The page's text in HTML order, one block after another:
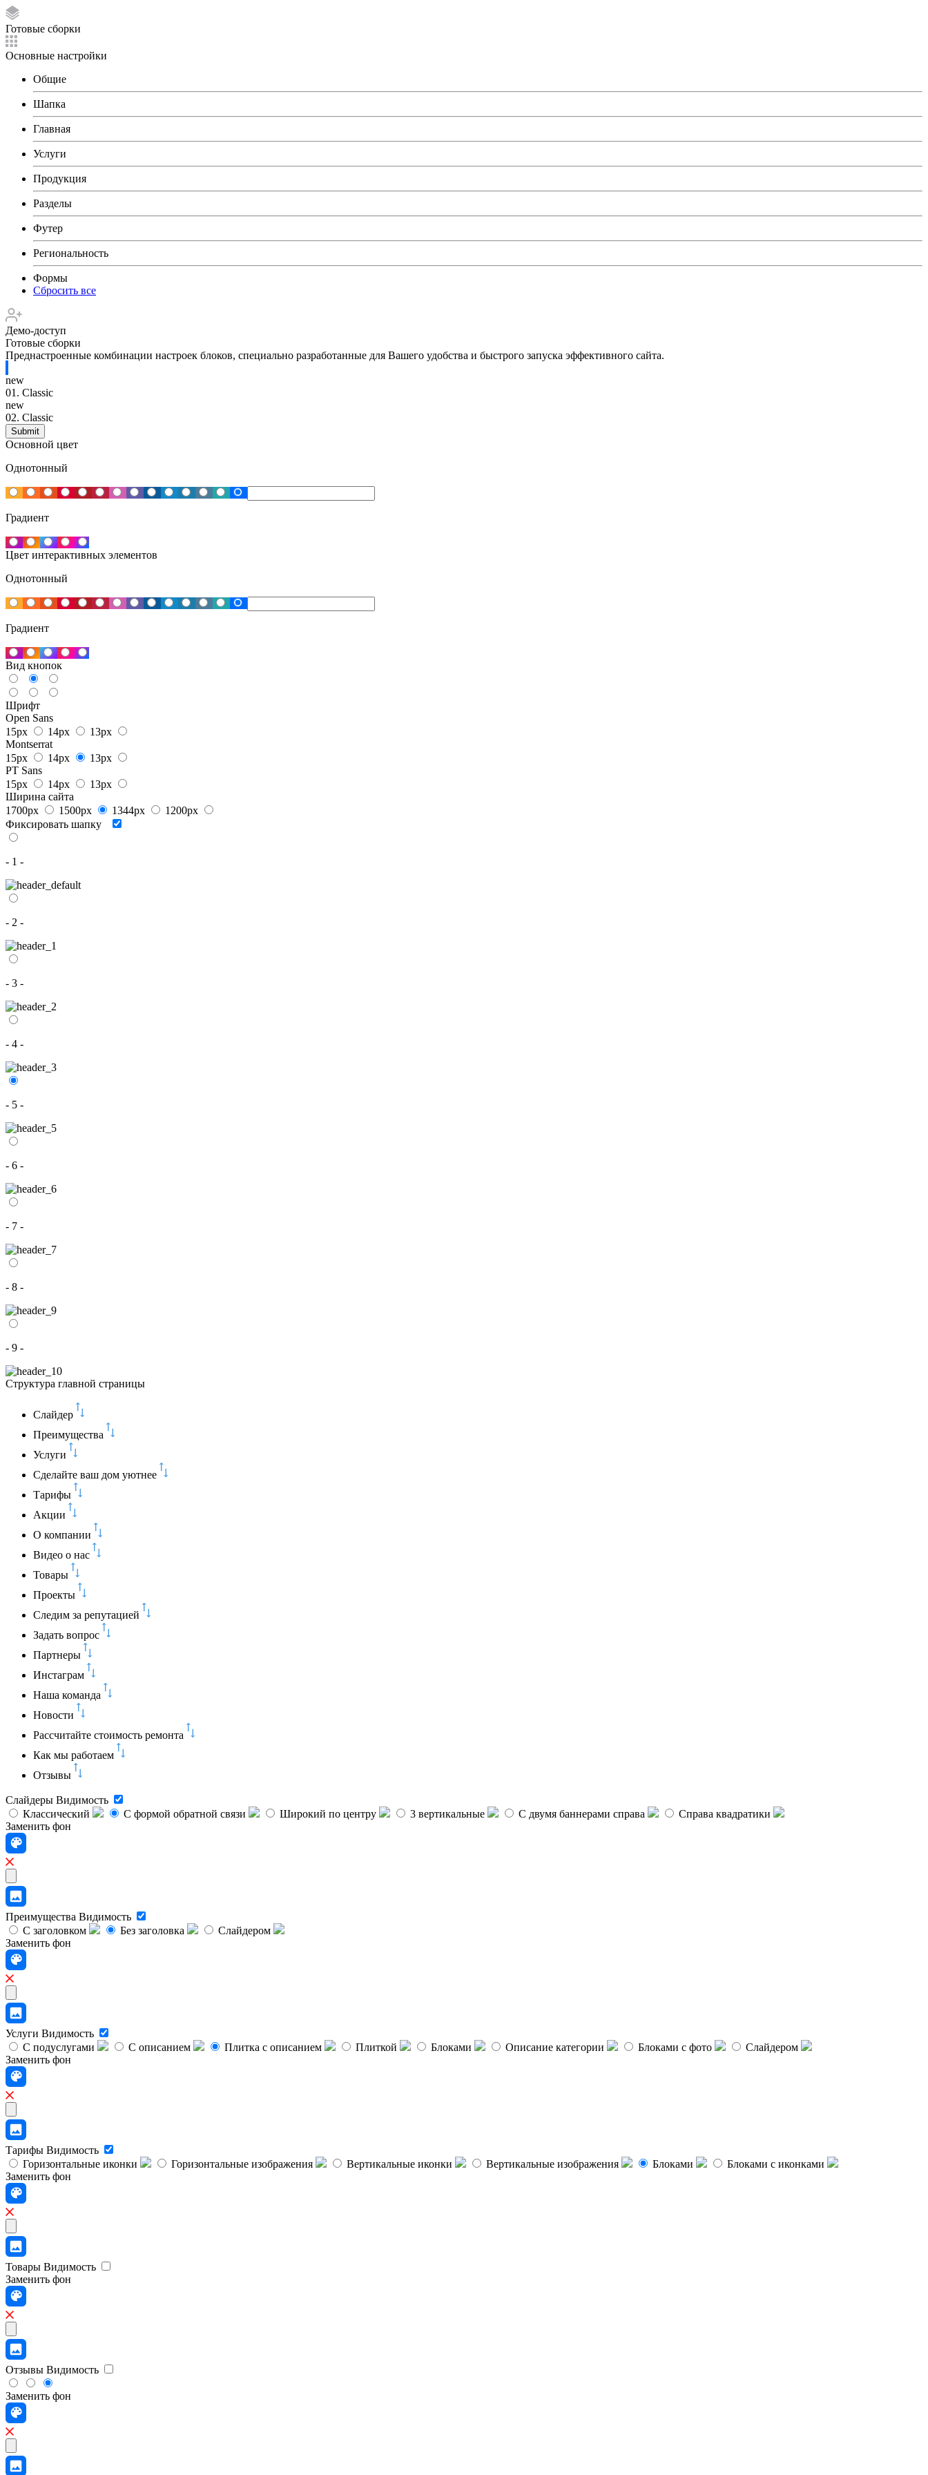
Готовые сборки
Основные настройки
Общие
Шапка
Главная
Услуги
Продукция
Разделы
Футер
Региональность
Формы
Сбросить все
Демо-доступ
Готовые сборки
Преднастроенные комбинации настроек блоков, специально разработанные для Вашего удобства и быстрого запуска эффективного сайта.
new
01. Classic
new
02. Classic
Основной цвет
Однотонный
Градиент
Цвет интерактивных элементов
Однотонный
Градиент
Вид кнопок
Шрифт
Open Sans
15px
14px
13px
Montserrat
15px
14px
13px
PT Sans
15px
14px
13px
Ширина сайта
1700px
1500px 1344px
1200px
Фиксировать шапку
- 1 -
- 2 -
- 3 -
- 4 -
- 5 -
- 6 -
- 7 -
- 8 -
- 9 -
Структура главной страницы
Слайдер
Преимущества
Услуги
Сделайте ваш дом уютнее
Тарифы
Акции
О компании
Видео о нас
Товары
Проекты
Следим за репутацией
Задать вопрос
Партнеры
Инстаграм
Наша команда
Новости
Рассчитайте стоимость ремонта
Как мы работаем
Отзывы
Слайдеры Видимость
Классический
C формой обратной связи Широкий по центру 3 вертикальные С двумя баннерами справа
Справа квадратики
Заменить фон
Преимущества Видимость
С заголовком
Без заголовка
Слайдером
Заменить фон
Услуги Видимость
С подуслугами
С описанием Плитка с описанием Плиткой Блоками Описание категории Блоками с фото
Слайдером
Заменить фон
Тарифы Видимость
Горизонтальные иконки
Горизонтальные изображения Вертикальные иконки Вертикальные изображения Блоками
Блоками с иконками
Заменить фон
Товары Видимость
Заменить фон
Отзывы Видимость
Заменить фон